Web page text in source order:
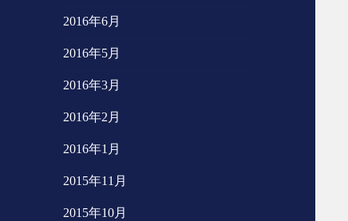
2016年6月
2016年5月
2016年3月
2016年2月
2016年1月
2015年11月
2015年10月